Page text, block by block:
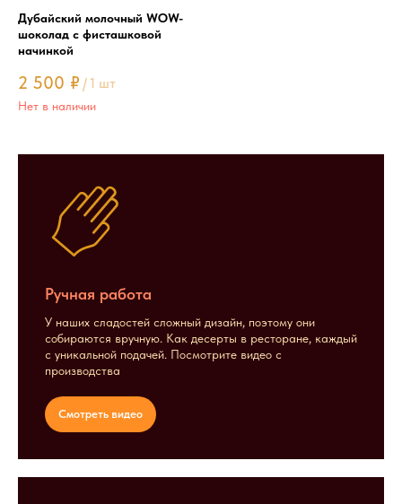
Дубайский молочный WOW-
шоколад с фисташковой
начинкой
2 500 ₽ /1 шт
Нет в наличии
Ручная работа
У наших сладостей сложный дизайн, поэтому они
собираются вручную. Как десерты в ресторане, каждый
с уникальной подачей. Посмотрите видео с
производства
Смотреть видео